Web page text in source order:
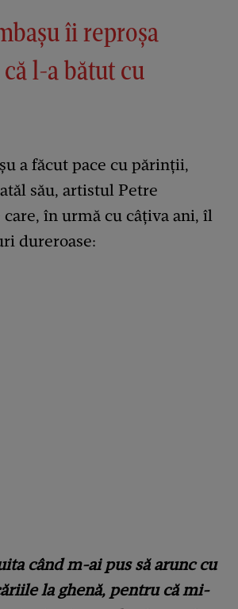
îi reproșa
l-a bătut cu
a făcut pace cu părinții,
său, artistul Petre
care, în urmă cu câțiva ani, îl
dureroase:
când m-ai pus să arunc cu
la ghenă, pentru că mi-